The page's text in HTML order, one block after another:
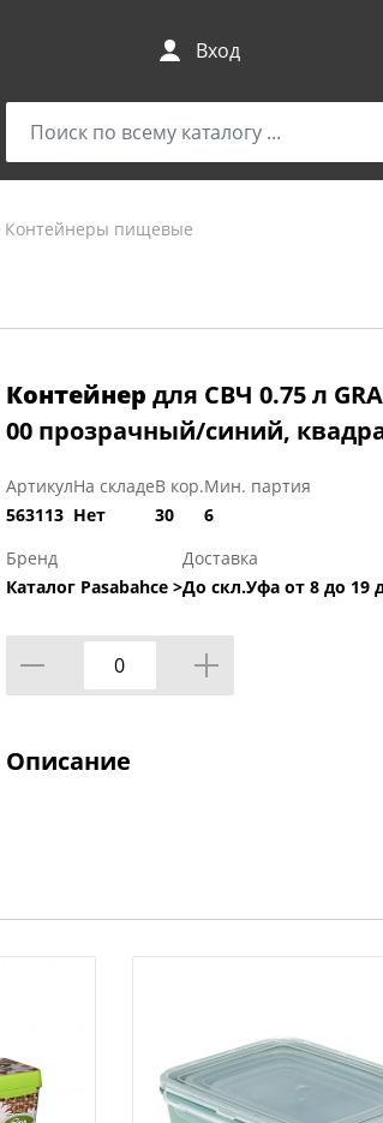
Вход
Контейнеры пищевые
Контейнер для СВЧ 0.75 л
00 прозрачный/синий,
Артикул
563113
На складе
Нет
В кор.
30
Мин. партия
6
Бренд
Каталог Pasabahce >
Доставка
До скл.Уфа от 8 до 19
Описание